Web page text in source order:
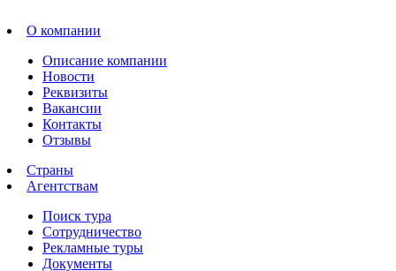
О компании
Описание компании
Новости
Реквизиты
Вакансии
Контакты
Отзывы
Страны
Агентствам
Поиск тура
Сотрудничество
Рекламные туры
Документы